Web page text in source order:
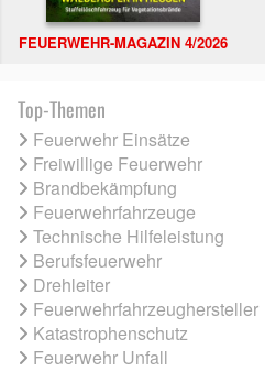
FEUERWEHR-MAGAZIN 4/2026
Top-Themen
Feuerwehr Einsätze
Freiwillige Feuerwehr
Brandbekämpfung
Feuerwehrfahrzeuge
Technische Hilfeleistung
Berufsfeuerwehr
Drehleiter
Feuerwehrfahrzeughersteller
Katastrophenschutz
Feuerwehr Unfall